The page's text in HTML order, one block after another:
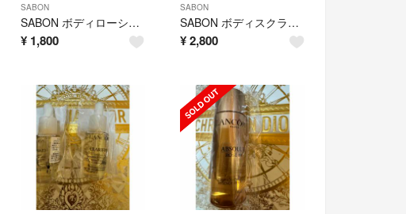
SABON
SABON ボディローション リリーパレス 150ml
¥ 1,800
SABON
SABON ボディスクラブ リリーパレス 320g
¥2,800